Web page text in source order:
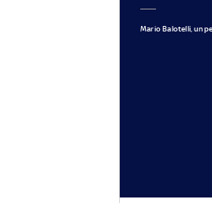
Mario Balotelli, un